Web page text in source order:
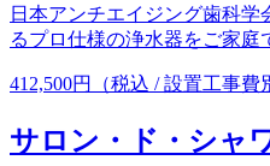
日本アンチエイジング歯科
るプロ仕様の浄水器をご家庭
412,500円（税込 / 設置工事費
サロン・ド・シャ